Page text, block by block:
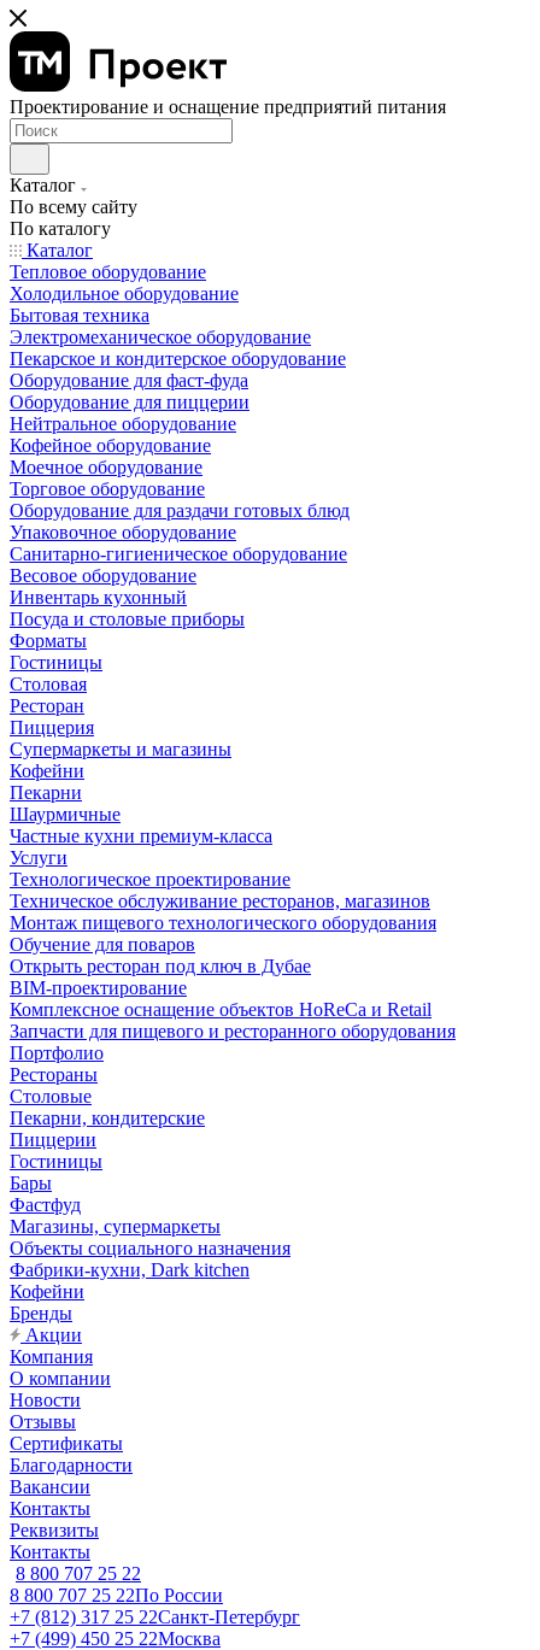
Проектирование и оснащение предприятий питания
Каталог
По всему сайту
По каталогу
Каталог
Тепловое оборудование
Холодильное оборудование
Бытовая техника
Электромеханическое оборудование
Пекарское и кондитерское оборудование
Оборудование для фаст-фуда
Оборудование для пиццерии
Нейтральное оборудование
Кофейное оборудование
Моечное оборудование
Торговое оборудование
Оборудование для раздачи готовых блюд
Упаковочное оборудование
Санитарно-гигиеническое оборудование
Весовое оборудование
Инвентарь кухонный
Посуда и столовые приборы
Форматы
Гостиницы
Столовая
Ресторан
Пиццерия
Супермаркеты и магазины
Кофейни
Пекарни
Шаурмичные
Частные кухни премиум-класса
Услуги
Технологическое проектирование
Техническое обслуживание ресторанов, магазинов
Монтаж пищевого технологического оборудования
Обучение для поваров
Открыть ресторан под ключ в Дубае
BIM-проектирование
Комплексное оснащение объектов HoReCa и Retail
Запчасти для пищевого и ресторанного оборудования
Портфолио
Рестораны
Столовые
Пекарни, кондитерские
Пиццерии
Гостиницы
Бары
Фастфуд
Магазины, супермаркеты
Объекты социального назначения
Фабрики-кухни, Dark kitchen
Кофейни
Бренды
Акции
Компания
О компании
Новости
Отзывы
Сертификаты
Благодарности
Вакансии
Контакты
Реквизиты
Контакты
8 800 707 25 22
8 800 707 25 22По России
+7 (812) 317 25 22Санкт-Петербург
+7 (499) 450 25 22Москва